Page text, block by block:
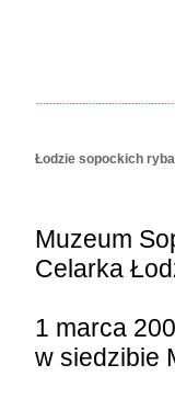
Łodzie sopockich
Muzeum
Celarka
1 marca
w siedzibie